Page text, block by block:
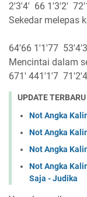
2'3'4' 66 1'3'2'
Sekedar melepas
64'66 1'1'77
Mencintai dalam
671' 441'1'7
UPDATE TERBARU
Not Angka
Not Angka
Not Angka
Not Angka
Saja - Judika